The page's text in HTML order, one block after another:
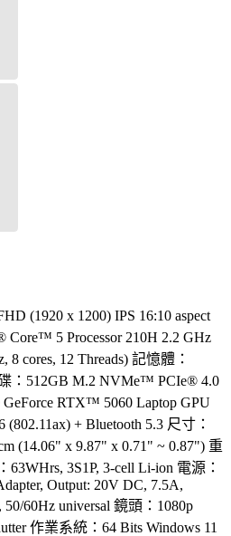
(1920 x 1200) IPS 16:10 aspect
Core™ 5 Processor 210H 2.2 GHz
8 cores, 12 Threads) 記憶體：
：512GB M.2 NVMe™ PCIe® 4.0
RTX™ 5060 Laptop GPU
+ Bluetooth 5.3 尺寸：
(14.06" x 9.87" x 0.71" ~ 0.87") 重
63WHrs, 3S1P, 3-cell Li-ion 電源：
Output: 20V DC, 7.5A,
60Hz universal 鏡頭：1080p
作業系統：64 Bits Windows 11